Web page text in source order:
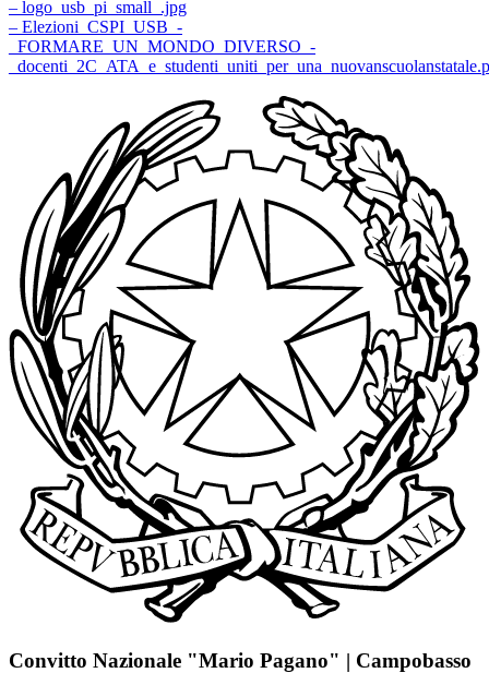
– logo_usb_pi_small_.jpg
– Elezioni_CSPI_USB_-
_FORMARE_UN_MONDO_DIVERSO_-
Convitto Nazionale "Mario Pagano" | Campobasso